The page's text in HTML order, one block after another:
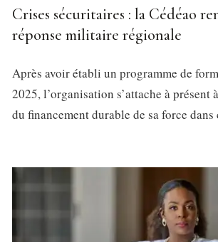
Crises sécuritaires : la Cédéao
réponse militaire régionale
Après avoir établi un programme de
2025, l’organisation s’attache à présent
du financement durable de sa force dans